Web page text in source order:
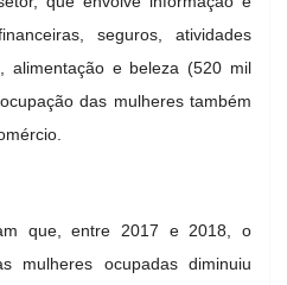
seguros, atividades
alimentação e beleza (520 mil
das mulheres também
que, entre 2017 e 2018, o
mulheres ocupadas diminuiu